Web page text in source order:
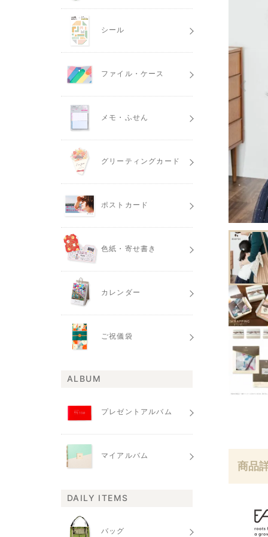
商品
シール
ファイル・ケース
メモ・ふせん
グリーティングカード
ポストカード
色紙・寄せ書き
カレンダー
ご祝儀袋
ALBUM
プレゼントアルバム
マイアルバム
DAILY ITEMS
バッグ